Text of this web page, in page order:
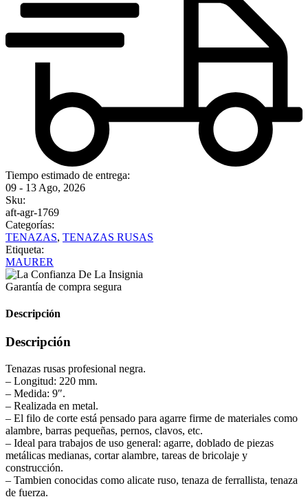
Tiempo estimado de entrega:
09 - 13 Ago, 2026
Sku:
aft-agr-1769
Categorías:
TENAZAS, TENAZAS RUSAS
Etiqueta:
MAURER
Garantía de compra segura
Descripción
Descripción
Tenazas rusas profesional negra.
– Longitud: 220 mm.
– Medida: 9″.
– Realizada en metal.
– El filo de corte está pensado para agarre firme de materiales como
alambre, barras pequeñas, pernos, clavos, etc.
– Ideal para trabajos de uso general: agarre, doblado de piezas
metálicas medianas, cortar alambre, tareas de bricolaje y
construcción.
– Tambien conocidas como alicate ruso, tenaza de ferrallista, tenaza
de fuerza.